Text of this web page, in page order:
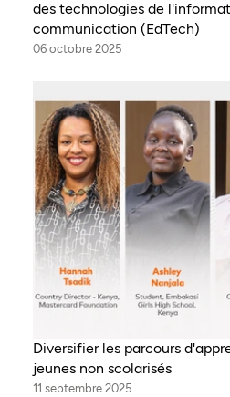
des technologies de
communication (EdTech)
06 octobre 2025
Diversifier les parcours
jeunes non scolarisés
11 septembre 2025